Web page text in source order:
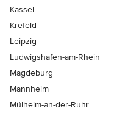
Kassel
Krefeld
Leipzig
Ludwigshafen-am-Rhein
Magdeburg
Mannheim
Mülheim-an-der-Ruhr